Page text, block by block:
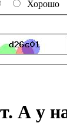
Хорошо
А у